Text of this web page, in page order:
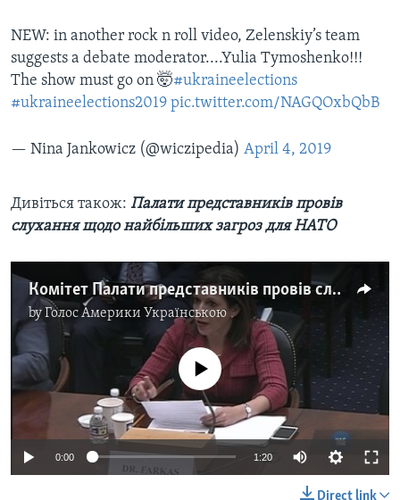
NEW: in another rock n roll video, Zelenskiy’s team
suggests a debate moderator....Yulia Tymoshenko!!!
The show must go on 🤯#ukraineelections
#ukraineelections2019 pic.twitter.com/NAGQOxbQbB
— Nina Jankowicz (@wiczipedia) April 4, 2019
Дивіться також: Палати представників провів
слухання щодо найбільших загроз для НАТО
Комітет Палати представників провів слухання щодо найбільших загроз для НАТО. Відео
byГолос Америки Українською
No media source currently available
0:00 1:20
Direct link